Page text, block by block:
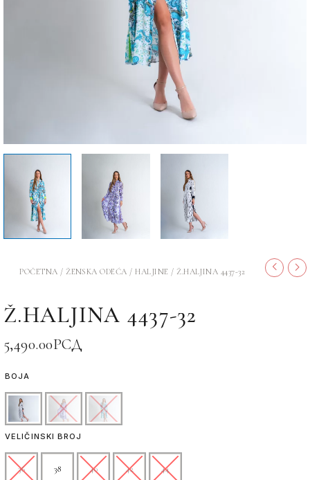
POČETNA /ŽENSKA ODEĆA /HALJINE / Ž.HALJINA 4437-32
Ž.HALJINA 4437-32
5,490.00РСД
BOJA
VELIČINSKI BROJ
36 38 40 42 44